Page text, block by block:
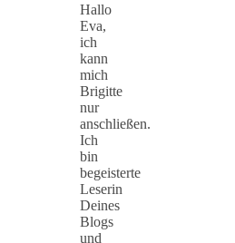
Hallo
Eva,
ich
kann
mich
Brigitte
nur
anschließen.
Ich
bin
begeisterte
Leserin
Deines
Blogs
und